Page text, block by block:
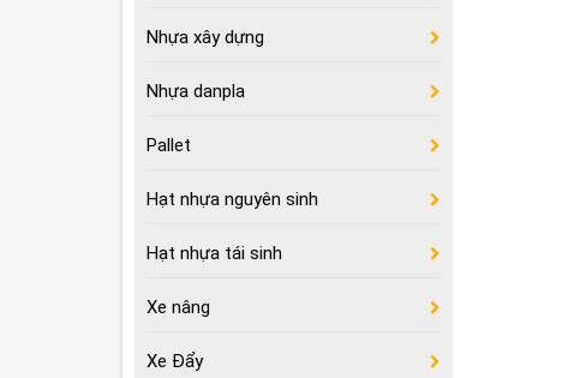
Nhựa xây dựng
Nhựa danpla
Pallet
Hạt nhựa nguyên sinh
Hạt nhựa tái sinh
Xe nâng
Xe Đẩy